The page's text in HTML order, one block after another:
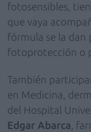
fotosensibles,
que vaya
fórmula se la dan
fotoprotección o
También
en Medicina,
del Hospital
Edgar Abarca ,